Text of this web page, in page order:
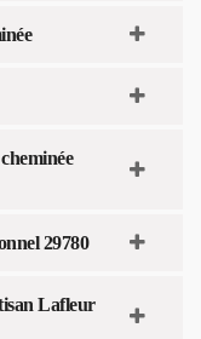
29780
Lafleur